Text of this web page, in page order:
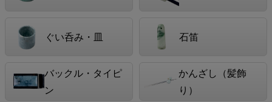
ぐい呑み・皿 石笛
バックル・タイピ
ン
かんざし（髪飾
り）